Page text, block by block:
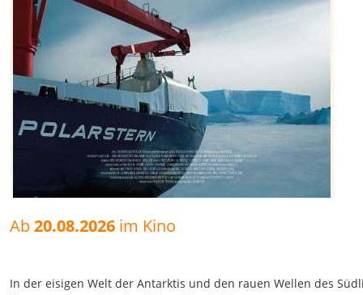
Ab20.08.2026 im Kino
In der eisigen Welt der Antarktis und den rauen Wellen des